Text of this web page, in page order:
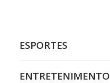
ESPORTES
ENTRETENIMENTO